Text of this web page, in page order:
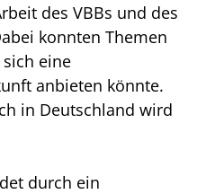
des VBBs und des
konnten Themen
eine
anbieten könnte.
in Deutschland wird
durch ein